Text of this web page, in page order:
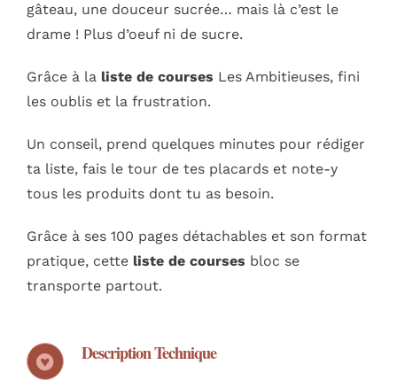
gâteau, une douceur sucrée… mais là c’est le
drame ! Plus d’oeuf ni de sucre.
Grâce à la liste de courses Les Ambitieuses, fini
les oublis et la frustration.
Un conseil, prend quelques minutes pour rédiger
ta liste, fais le tour de tes placards et note-y
tous les produits dont tu as besoin.
Grâce à ses 100 pages détachables et son format
pratique, cette liste de courses bloc se
transporte partout.
Description Technique